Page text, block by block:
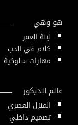
هو وهي
ليلة العمر
كلام في الحب
مهارات سلوكية
عالم الديكور
المنزل العصري
تصميم داخلي